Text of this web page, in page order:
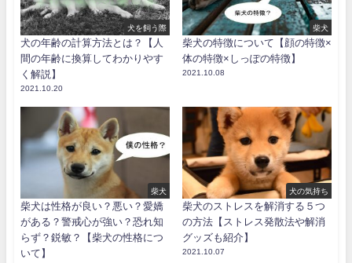
犬を飼う際
犬の年齢の計算方法とは？【人
間の年齢に換算してわかりやす
く解説】
2021.10.20
柴犬
柴犬の特徴について【顔の特徴×
体の特徴×しっぽの特徴】
2021.10.08
柴犬
柴犬は性格が良い？悪い？愛嬌
がある？警戒心が強い？恐れ知
らず？鋭敏？【柴犬の性格につ
いて】
犬の気持ち
柴犬のストレスを解消する５つ
の方法【ストレス発散法や解消
グッズも紹介】
2021.10.07